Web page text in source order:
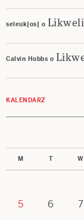
seleuk|os| o
Calvin Hobbs o
KALENDARZ
M T W
5
6 7